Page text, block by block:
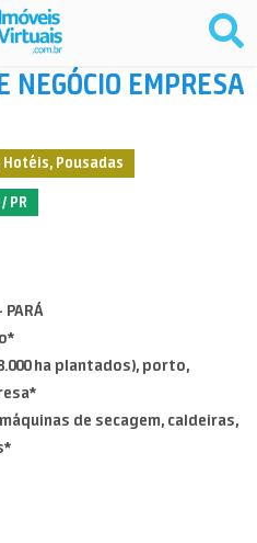
NEGÓCIO EMPRESA
Hotéis, Pousadas
PR
PARÁ
ha plantados), porto,
de secagem, caldeiras,